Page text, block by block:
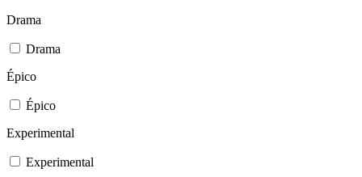
Drama
Drama
Épico
Épico
Experimental
Experimental